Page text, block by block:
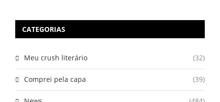
CATEGORIAS
Meu crush literário (32)
Comprei pela capa (39)